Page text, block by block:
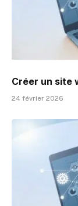
Créer un site
24 février 2026